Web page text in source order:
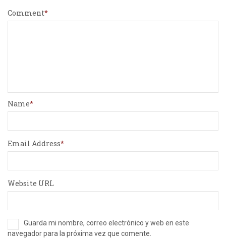
Comment
Name
Email Address
Website URL
Guarda mi nombre, correo electrónico y web en este
navegador para la próxima vez que comente.